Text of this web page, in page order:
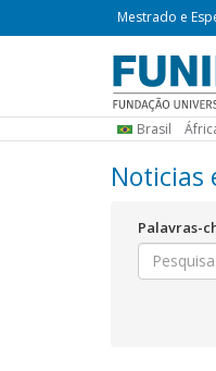
Mestrado
Mestrado e
Brasil
Noticias
Palavras-